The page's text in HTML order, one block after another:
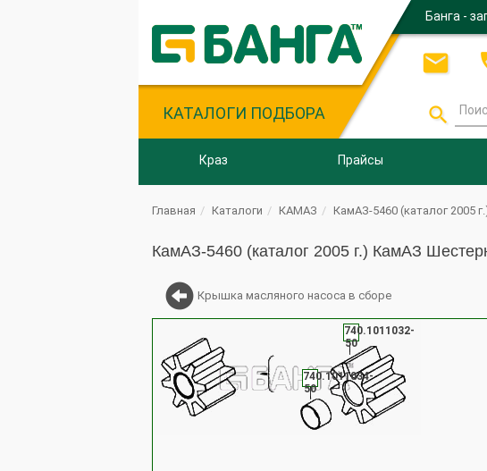
КАТАЛОГИ ПОДБОРА
Банга -


Краз Прайсы
Главная Каталоги КАМАЗ КамАЗ-5460 (каталог 2005
КамАЗ-5460 (каталог 2005 г.) КамАЗ
Крышка масляного насоса в сборе
740.1011034-
50
740.1011032-
50